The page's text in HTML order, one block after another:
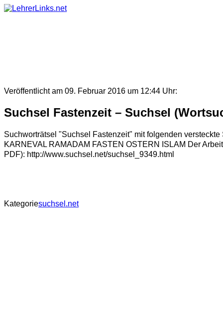
Skip
Veröffentlicht am 09. Februar 2016 um 12:44 Uhr:
Suchsel Fastenzeit – Suchsel
Suchworträtsel "Suchsel Fastenzeit" mit folgenden
KARNEVAL RAMADAM FASTEN OSTERN ISLAM Der
PDF): http://www.suchsel.net/suchsel_9349.html
Kategoriesuchsel.net